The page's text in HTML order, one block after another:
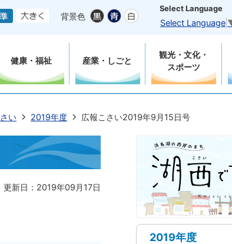
背景色
Select Language
Select Language
健康・福祉 産業・しごと
観光・文化・
スポーツ
い 2019年度 広報こさい2019年9月15日号
更新日：2019年09月17日
2019年度